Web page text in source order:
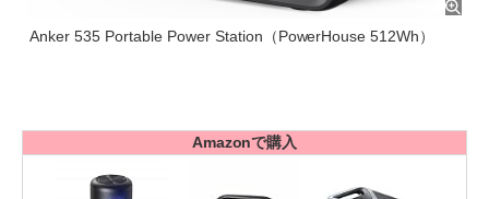
Anker 535 Portable Power Station（PowerHouse 512Wh）
Amazonで購入